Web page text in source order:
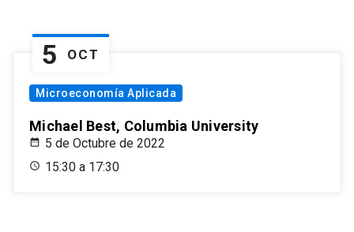
5 OCT
Microeconomía Aplicada
Michael Best, Columbia University
5 de Octubre de 2022
15:30 a 17:30